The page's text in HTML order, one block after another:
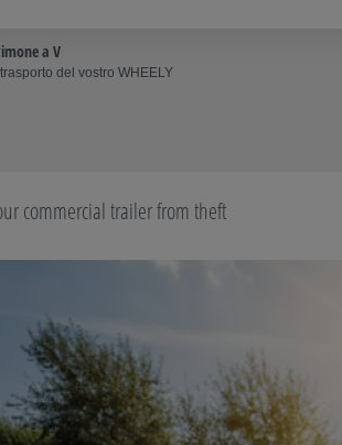
a V
del vostro WHEELY
commercial trailer from theft